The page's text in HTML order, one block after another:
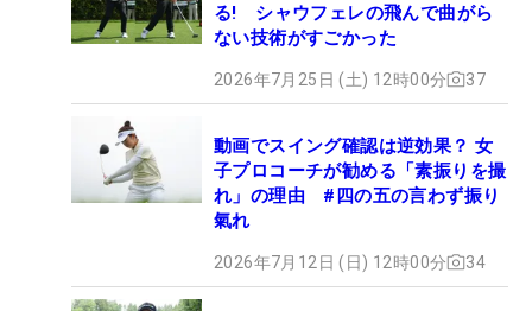
る! シャウフェレの飛んで曲がら
ない技術がすごかった
2026年7月25日 (土) 12時00分 37
動画でスイング確認は逆効果？ 女
子プロコーチが勧める「素振りを撮
れ」の理由 #四の五の言わず振り
氣れ
2026年7月12日 (日) 12時00分 34